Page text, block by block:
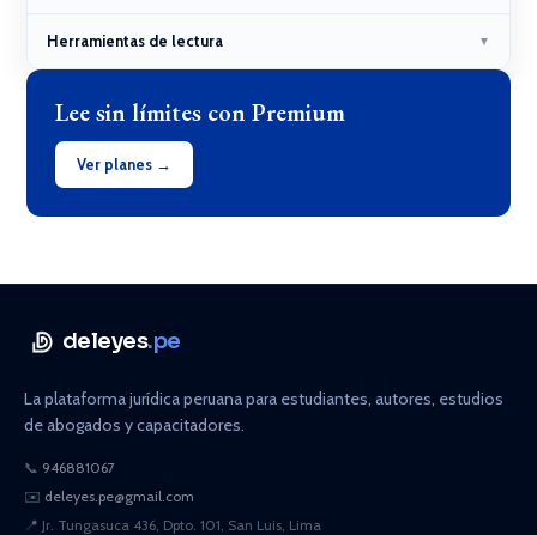
Herramientas de lectura ▼
Lee sin límites con Premium
Ver planes →
deleyes.pe
La plataforma jurídica peruana para estudiantes, autores, estudios
de abogados y capacitadores.
📞 946881067
✉️ deleyes.pe@gmail.com
📍 Jr. Tungasuca 436, Dpto. 101, San Luis, Lima